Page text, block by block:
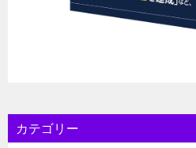
カテゴリー